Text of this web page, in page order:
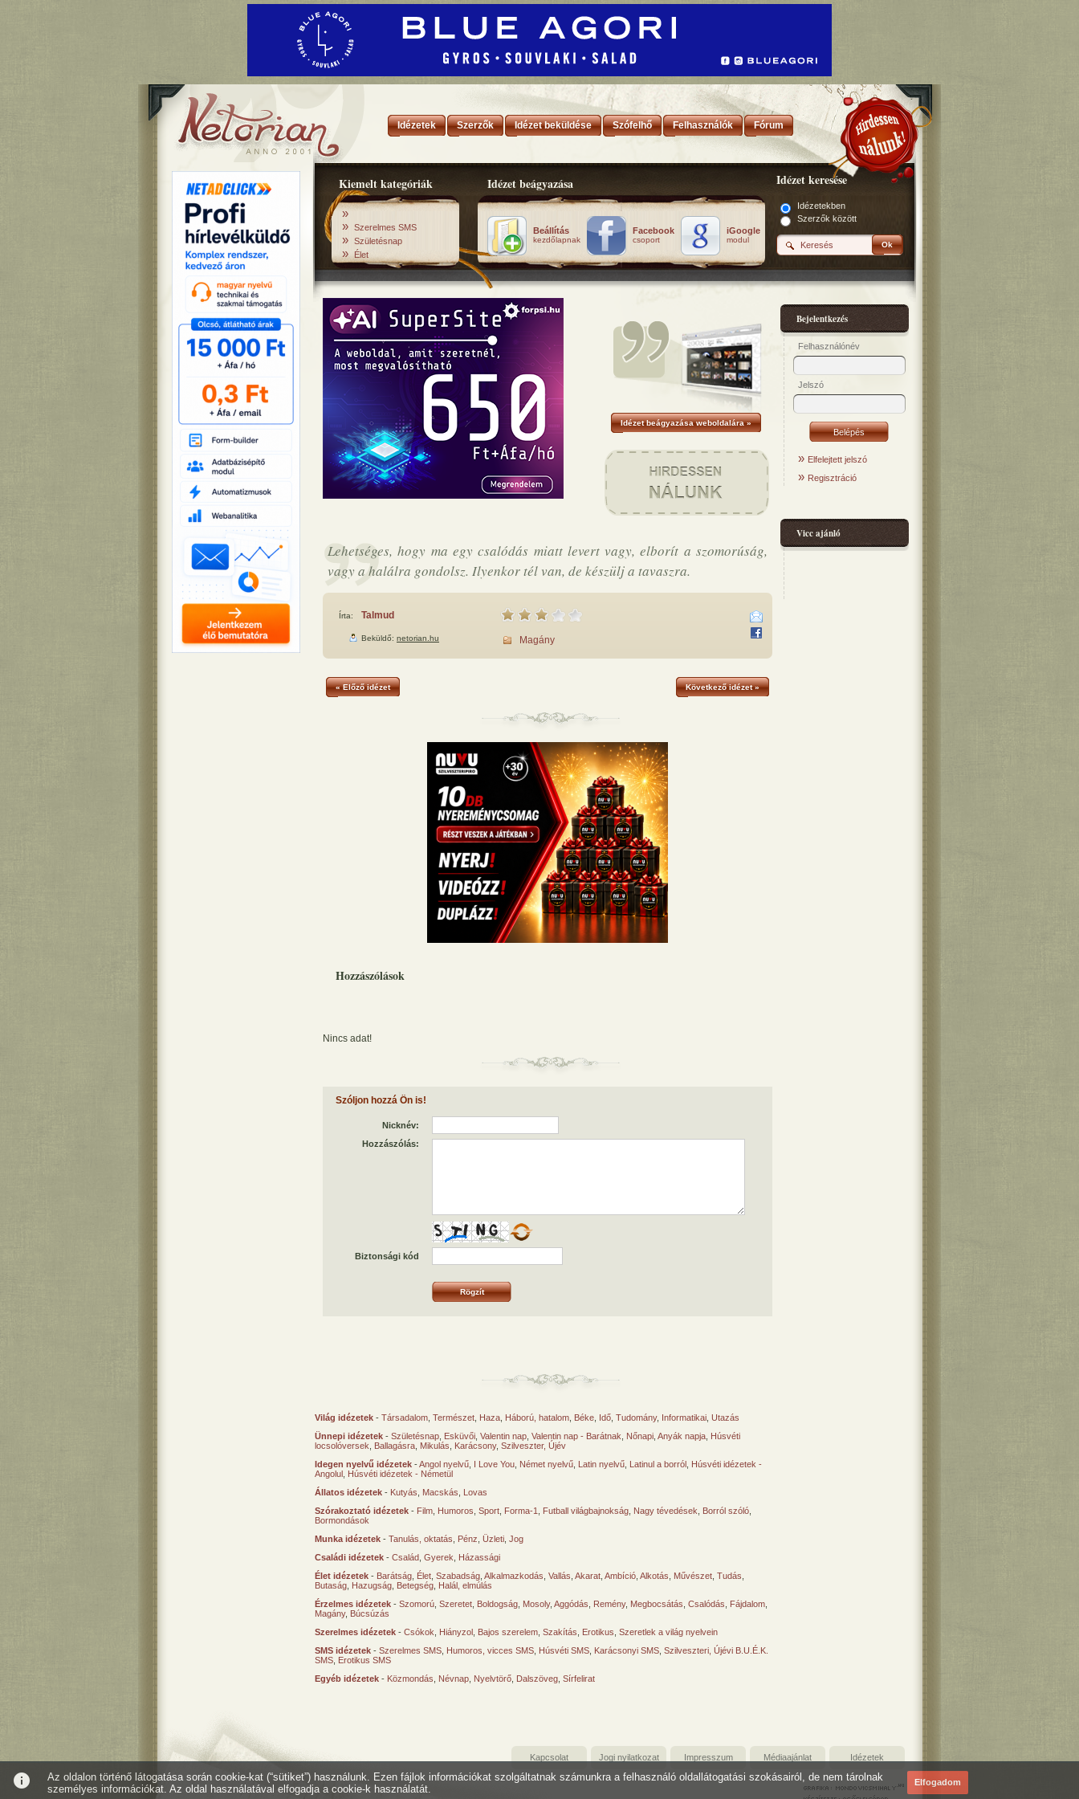
Idézetek Szerzők Idézet beküldése Szófelhő Felhasználók Fórum
Kiemelt kategóriák
»
» Szerelmes SMS
» Születésnap
» Élet
Idézet beágyazása
Beállítás
kezdőlapnak
Facebook
csoport
iGoogle
modul
Idézet keresése
Idézetekben
Szerzők között
Ok
Idézet beágyazása weboldalára »
Lehetséges, hogy ma egy csalódás miatt levert vagy, elborít a szomorúság,
vagy a halálra gondolsz. Ilyenkor tél van, de készülj a tavaszra.
Írta: Talmud
Beküldő: netorian.hu Magány
« Előző idézet Következő idézet »
Hozzászólások
Nincs adat!
Szóljon hozzá Ön is!
Nicknév:
Hozzászólás:
Biztonsági kód
Világ idézetek - Társadalom Természet Haza Háború, hatalom Béke Idő Tudomány, Informatikai Utazás
Ünnepi idézetek - Születésnap Esküvői Valentin nap Valentin nap - Barátnak Nőnapi Anyák napja Húsvéti
locsolóversek
Ballagásra Mikulás Karácsony, Szilveszter, Újév
Idegen nyelvű idézetek -Angol nyelvű I Love You Német nyelvű Latin nyelvű Latinul a borról Húsvéti idézetek -
Angolul Húsvéti idézetek - Németül
Állatos idézetek - Kutyás Macskás
Lovas
Szórakoztató idézetek - Film Humoros Sport Forma-1 Futball világbajnokság Nagy tévedések Borról szóló
Bormondások
Munka idézetek - Tanulás, oktatás Pénz Üzleti Jog
Családi idézetek - Család Gyerek
Házassági
Élet idézetek - Barátság Élet Szabadság Alkalmazkodás Vallás Akarat Ambíció Alkotás Művészet Tudás
Butaság Hazugság Betegség Halál, elmúlás
Érzelmes idézetek - Szomorú Szeretet Boldogság Mosoly, Aggódás Remény, Megbocsátás Csalódás Fájdalom
Magány, Búcsúzás
Szerelmes idézetek - Csókok Hiányzol Bajos szerelem Szakítás Erotikus Szeretlek a világ nyelvein
SMS idézetek - Szerelmes SMS Humoros, vicces SMS Húsvéti SMS Karácsonyi SMS Szilveszteri, Újévi B.U.É.K.
SMS Erotikus SMS
Egyéb idézetek - Közmondás Névnap Nyelvtörő Dalszöveg Sírfelirat
Bejelentkezés
Felhasználónév
Jelszó
» Elfelejtett jelszó
» Regisztráció
Vicc ajánló
Kapcsolat Jogi nyilatkozat Impresszum Médiaajánlat Idézetek
info
Az oldalon történő látogatása során cookie-kat (“sütiket”) használunk. Ezen fájlok információkat szolgáltatnak számunkra a felhasználó oldallátogatási szokásairól, de nem tárolnak
személyes információkat. Az oldal használatával elfogadja a cookie-k használatát.
Elfogadom